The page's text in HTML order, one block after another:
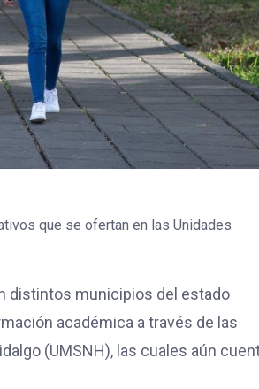
que se ofertan en las Unidades
distintos municipios del estado
académica a través de las
(UMSNH), las cuales aún